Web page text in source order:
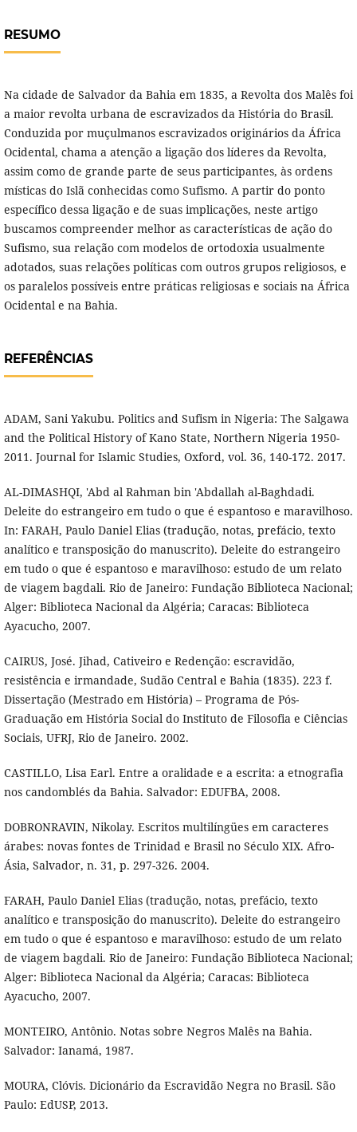
RESUMO
Na cidade de Salvador da Bahia em 1835, a Revolta dos Malês foi
a maior revolta urbana de escravizados da História do Brasil.
Conduzida por muçulmanos escravizados originários da África
Ocidental, chama a atenção a ligação dos líderes da Revolta,
assim como de grande parte de seus participantes, às ordens
místicas do Islã conhecidas como Sufismo. A partir do ponto
específico dessa ligação e de suas implicações, neste artigo
buscamos compreender melhor as características de ação do
Sufismo, sua relação com modelos de ortodoxia usualmente
adotados, suas relações políticas com outros grupos religiosos, e
os paralelos possíveis entre práticas religiosas e sociais na África
Ocidental e na Bahia.
REFERÊNCIAS
ADAM, Sani Yakubu. Politics and Sufism in Nigeria: The Salgawa
and the Political History of Kano State, Northern Nigeria 1950-
2011. Journal for Islamic Studies, Oxford, vol. 36, 140-172. 2017.
AL-DIMASHQI, 'Abd al Rahman bin 'Abdallah al-Baghdadi.
Deleite do estrangeiro em tudo o que é espantoso e maravilhoso.
In: FARAH, Paulo Daniel Elias (tradução, notas, prefácio, texto
analítico e transposição do manuscrito). Deleite do estrangeiro
em tudo o que é espantoso e maravilhoso: estudo de um relato
de viagem bagdali. Rio de Janeiro: Fundação Biblioteca Nacional;
Alger: Biblioteca Nacional da Algéria; Caracas: Biblioteca
Ayacucho, 2007.
CAIRUS, José. Jihad, Cativeiro e Redenção: escravidão,
resistência e irmandade, Sudão Central e Bahia (1835). 223 f.
Dissertação (Mestrado em História) – Programa de Pós-
Graduação em História Social do Instituto de Filosofia e Ciências
Sociais, UFRJ, Rio de Janeiro. 2002.
CASTILLO, Lisa Earl. Entre a oralidade e a escrita: a etnografia
nos candomblés da Bahia. Salvador: EDUFBA, 2008.
DOBRONRAVIN, Nikolay. Escritos multilíngües em caracteres
árabes: novas fontes de Trinidad e Brasil no Século XIX. Afro-
Ásia, Salvador, n. 31, p. 297-326. 2004.
FARAH, Paulo Daniel Elias (tradução, notas, prefácio, texto
analítico e transposição do manuscrito). Deleite do estrangeiro
em tudo o que é espantoso e maravilhoso: estudo de um relato
de viagem bagdali. Rio de Janeiro: Fundação Biblioteca Nacional;
Alger: Biblioteca Nacional da Algéria; Caracas: Biblioteca
Ayacucho, 2007.
MONTEIRO, Antônio. Notas sobre Negros Malês na Bahia.
Salvador: Ianamá, 1987.
MOURA, Clóvis. Dicionário da Escravidão Negra no Brasil. São
Paulo: EdUSP, 2013.